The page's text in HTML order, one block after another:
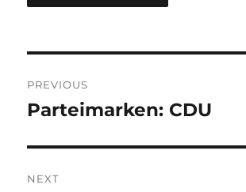
navigation
PREVIOUS
Previous
Parteimarken: CDU
NEXT